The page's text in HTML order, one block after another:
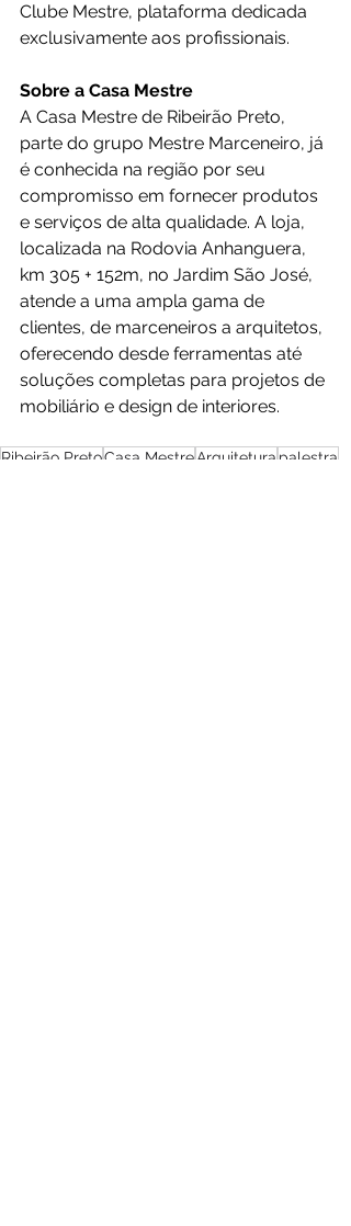
Clube Mestre, plataforma dedicada
exclusivamente aos profissionais.
Sobre a Casa Mestre
A Casa Mestre de Ribeirão Preto,
parte do grupo Mestre Marceneiro, já
é conhecida na região por seu
compromisso em fornecer produtos
e serviços de alta qualidade. A loja,
localizada na Rodovia Anhanguera,
km 305 + 152m, no Jardim São José,
atende a uma ampla gama de
clientes, de marceneiros a arquitetos,
oferecendo desde ferramentas até
soluções completas para projetos de
mobiliário e design de interiores.
Ribeirão PretoCasa MestreArquitetura palestra